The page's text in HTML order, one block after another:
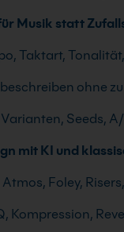
Musik statt
Taktart,
ohne
Seeds,
mit KI und
Foley,
Kompression,